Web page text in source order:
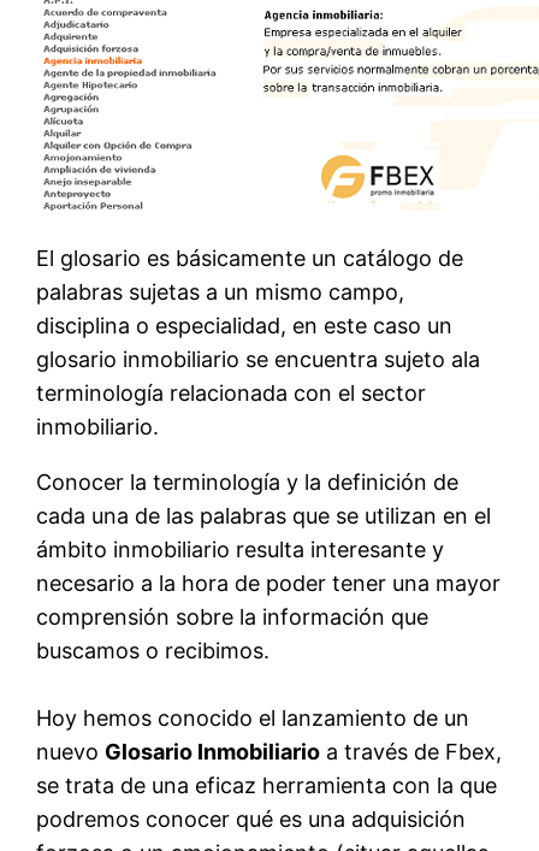
El glosario es básicamente un catálogo de
palabras sujetas a un mismo campo,
disciplina o especialidad, en este caso un
glosario inmobiliario se encuentra sujeto ala
terminología relacionada con el sector
inmobiliario.
Conocer la terminología y la definición de
cada una de las palabras que se utilizan en el
ámbito inmobiliario resulta interesante y
necesario a la hora de poder tener una mayor
comprensión sobre la información que
buscamos o recibimos.
Hoy hemos conocido el lanzamiento de un
nuevo Glosario Inmobiliario a través de Fbex,
se trata de una eficaz herramienta con la que
podremos conocer qué es una adquisición